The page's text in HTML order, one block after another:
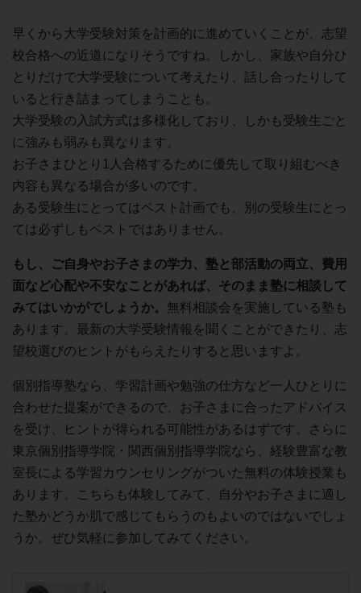
早くから大学受験対策を計画的に進めていくことが、志望
校合格への近道になりそうですね。しかし、家族や自分ひ
とりだけで大学受験について考えたり、話し合ったりして
いると行き詰まってしまうことも。
大学受験の入試方式は多様化しており、しかも受験生ごと
に強みも弱みも異なります。
お子さまひとり1人合格するために優先して取り組むべき
内容も異なる場合が多いのです。
ある受験生にとってはベスト計画でも、別の受験生にとっ
ては必ずしもベストではありません。
もし、ご自身やお子さまの学力、塾と部活動の両立、費用
面など心配や不安なことがあれば、そのまま塾に相談して
みてはいかがでしょうか。 無料相談会を実施している塾も
あります。最新の大学受験情報を聞くことができたり、志
望校選びのヒントがもらえたりすると思いますよ。
個別指導塾なら、学習計画や勉強の仕方など一人ひとりに
合わせた提案ができるので、お子さまに合ったアドバイス
を受け、ヒントが得られる可能性があるはずです。さらに
東京個別指導学院・関西個別指導学院なら、経験豊富な教
室長による学習カウンセリングがついた無料の体験授業も
あります。こちらも体験してみて、自分やお子さまに適し
た塾かどうか肌で感じてもらうのもよいのではないでしょ
うか。ぜひ気軽に参加してみてください。